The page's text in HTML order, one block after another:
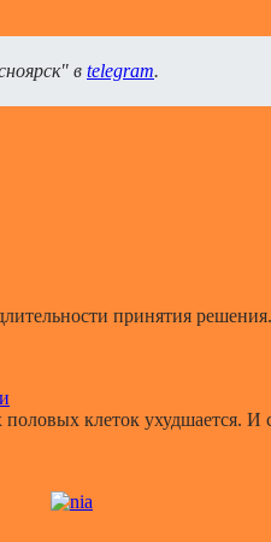
в telegram.
принятия
клеток ухудшается.